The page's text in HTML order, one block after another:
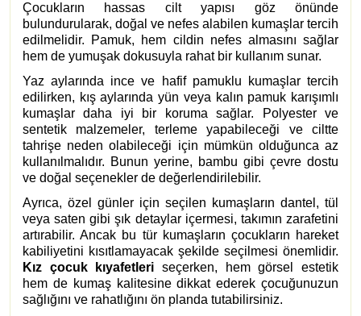
Çocukların hassas cilt yapısı göz önünde
bulundurularak, doğal ve nefes alabilen kumaşlar tercih
edilmelidir. Pamuk, hem cildin nefes almasını sağlar
hem de yumuşak dokusuyla rahat bir kullanım sunar.
Yaz aylarında ince ve hafif pamuklu kumaşlar tercih
edilirken, kış aylarında yün veya kalın pamuk karışımlı
kumaşlar daha iyi bir koruma sağlar. Polyester ve
sentetik malzemeler, terleme yapabileceği ve ciltte
tahrişe neden olabileceği için mümkün olduğunca az
kullanılmalıdır. Bunun yerine, bambu gibi çevre dostu
ve doğal seçenekler de değerlendirilebilir.
Ayrıca, özel günler için seçilen kumaşların dantel, tül
veya saten gibi şık detaylar içermesi, takımın zarafetini
artırabilir. Ancak bu tür kumaşların çocukların hareket
kabiliyetini kısıtlamayacak şekilde seçilmesi önemlidir.
Kız çocuk kıyafetleri seçerken, hem görsel estetik
hem de kumaş kalitesine dikkat ederek çocuğunuzun
sağlığını ve rahatlığını ön planda tutabilirsiniz.